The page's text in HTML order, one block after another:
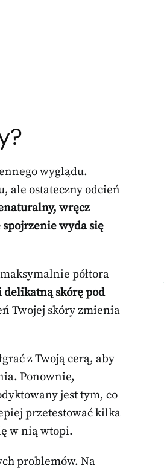
wyglądu.
ale ostateczny odcień
wręcz
wyda się
półtora
skórę pod
Twojej skóry zmienia
z Twoją cerą, aby
Ponownie,
jest tym, co
przetestować kilka
w nią wtopi.
problemów. Na